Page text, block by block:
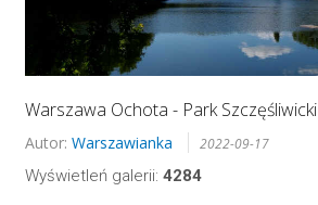
Warszawa Ochota - Park Szczęśliwicki
Autor: Warszawianka 2022-09-17
Wyświetleń galerii: 4284